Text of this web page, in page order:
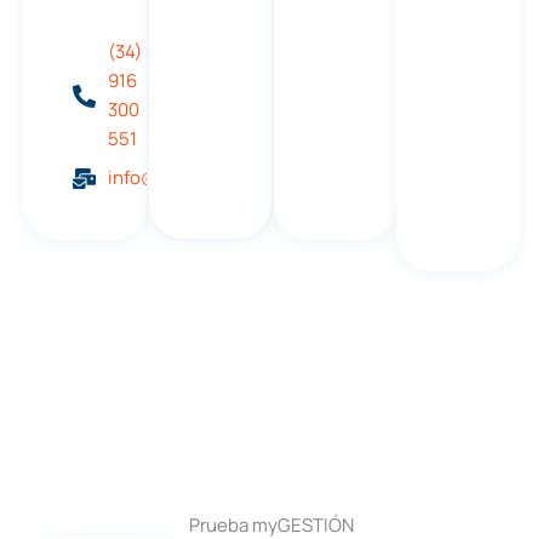
(34)
916
300
551
info@mygestion.com
Prueba myGESTIÓN